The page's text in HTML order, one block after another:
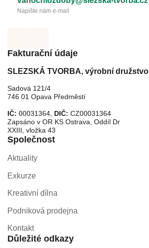
Napište nám e-mail
Fakturační údaje
SLEZSKÁ TVORBA, výrobní družstvo
Sadová 121/4
746 01 Opava Předměstí
IČ: 00031364, DIČ: CZ00031364
Zapsáno v OR KS Ostrava, Oddíl Dr
XXIII, vložka 43
Společnost
Aktuality
Exkurze
Kreativní dílna
Podniková prodejna
Kontakt
Důležité odkazy